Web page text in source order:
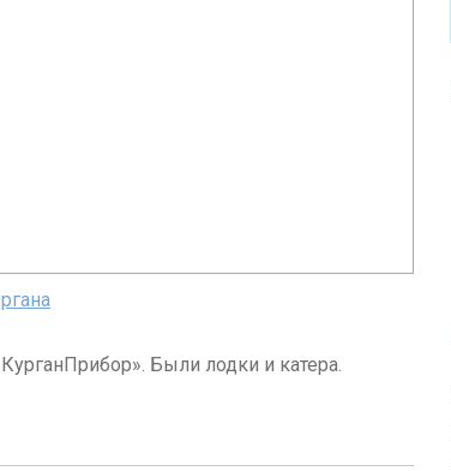
Были лодки и катера.